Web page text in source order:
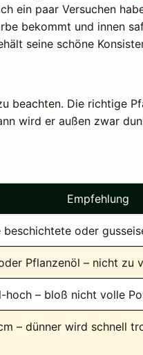
ein paar Versuchen
bekommt und innen
seine schöne
beachten. Die richtige
wird er außen zwar
Empfehlung
beschichtete oder
Pflanzenöl – nicht zu
hoch – bloß nicht volle
– dünner wird schnell